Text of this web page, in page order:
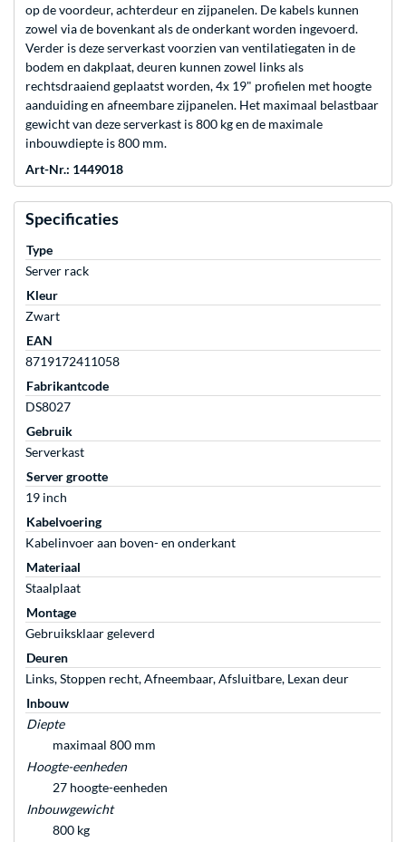
op de voordeur, achterdeur en zijpanelen. De kabels kunnen
zowel via de bovenkant als de onderkant worden ingevoerd.
Verder is deze serverkast voorzien van ventilatiegaten in de
bodem en dakplaat, deuren kunnen zowel links als
rechtsdraaiend geplaatst worden, 4x 19" profielen met hoogte
aanduiding en afneembare zijpanelen. Het maximaal belastbaar
gewicht van deze serverkast is 800 kg en de maximale
inbouwdiepte is 800 mm.
Art-Nr.: 1449018
Specificaties
Type
Server rack
Kleur
Zwart
EAN
8719172411058
Fabrikantcode
DS8027
Gebruik
Serverkast
Server grootte
19 inch
Kabelvoering
Kabelinvoer aan boven- en onderkant
Materiaal
Staalplaat
Montage
Gebruiksklaar geleverd
Deuren
Links, Stoppen recht, Afneembaar, Afsluitbare, Lexan deur
Inbouw
Diepte
maximaal 800 mm
Hoogte-eenheden
27 hoogte-eenheden
Inbouwgewicht
800 kg